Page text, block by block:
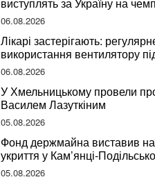
світу
06.08.2026
Лікарі застерігають:
використання вентилятору
може негативно вплинути на
здоров’я
06.08.2026
У Хмельницькому провели
Василем Лазуткіним
05.08.2026
Фонд держмайна виставив
укриття у Кам’янці-
Хмельниччині
05.08.2026